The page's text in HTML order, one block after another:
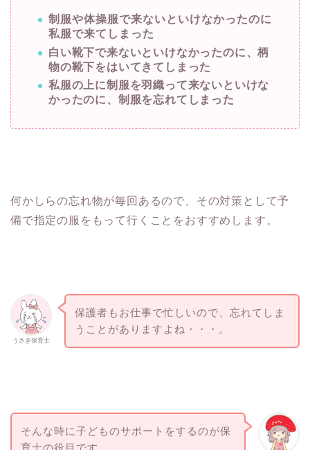
制服や体操服で来ないといけなかったのに
私服で来てしまった
白い靴下で来ないといけなかったのに、柄
物の靴下をはいてきてしまった
私服の上に制服を羽織って来ないといけな
かったのに、制服を忘れてしまった
何かしらの忘れ物が毎回あるので、その対策として予
備で指定の服をもって行くことをおすすめします。
うさぎ保育士
保護者もお仕事で忙しいので、忘れてしま
うことがありますよね・・・。
そんな時に子どものサポートをするのが保
育士の役目です。